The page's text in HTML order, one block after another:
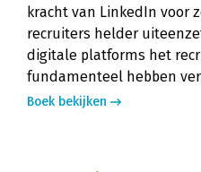
kracht van LinkedIn voor
recruiters helder
digitale platforms het
fundamenteel hebben
Boek bekijken